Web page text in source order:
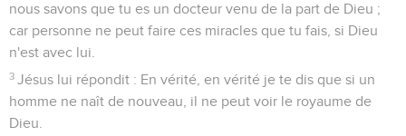
nous savons que tu es un docteur venu de la part de Dieu ;
car personne ne peut faire ces miracles que tu fais, si Dieu
n'est avec lui.
3 Jésus lui répondit : En vérité, en vérité je te dis que si un
homme ne naît de nouveau, il ne peut voir le royaume de
Dieu.